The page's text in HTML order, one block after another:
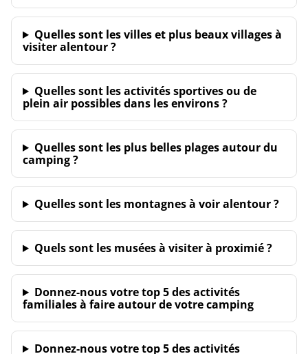
Quelles sont les villes et plus beaux villages à
visiter alentour ?
Quelles sont les activités sportives ou de
plein air possibles dans les environs ?
Quelles sont les plus belles plages autour du
camping ?
Quelles sont les montagnes à voir alentour ?
Quels sont les musées à visiter à proximié ?
Donnez-nous votre top 5 des activités
familiales à faire autour de votre camping
Donnez-nous votre top 5 des activités